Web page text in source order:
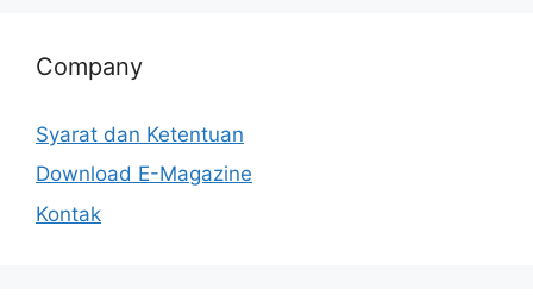
Company
Syarat dan Ketentuan
Download E-Magazine
Kontak